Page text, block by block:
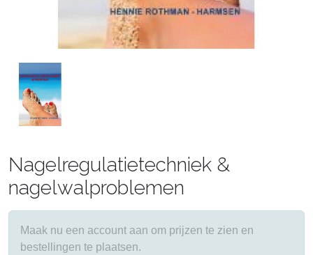
Nagelregulatietechniek &
nagelwalproblemen
Maak nu een account aan om prijzen te zien en
bestellingen te plaatsen.